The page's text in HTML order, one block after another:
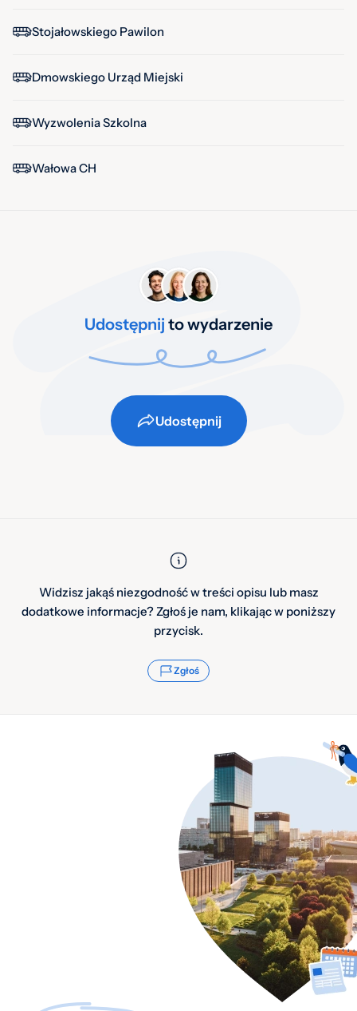
Stojałowskiego Pawilon
Dmowskiego Urząd Miejski
Wyzwolenia Szkolna
Wałowa CH
Udostępnij to wydarzenie
Udostępnij
Widzisz jakąś niezgodność w treści opisu lub masz
dodatkowe informacje? Zgłoś je nam, klikając w poniższy
przycisk.
Zgłoś